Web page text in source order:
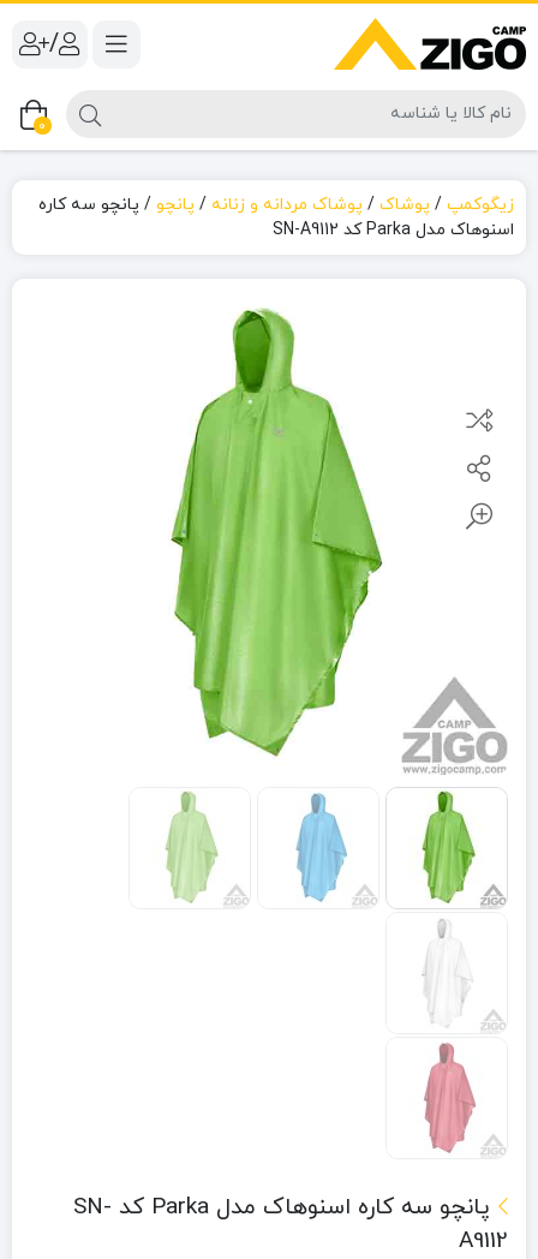
/
0
زیگوکمپ / پوشاک / پوشاک مردانه و زنانه / پانچو / پانچو سه کاره
اسنوهاک مدل Parka کد SN-A9112
پانچو سه کاره اسنوهاک مدل Parka کد SN-
A9112